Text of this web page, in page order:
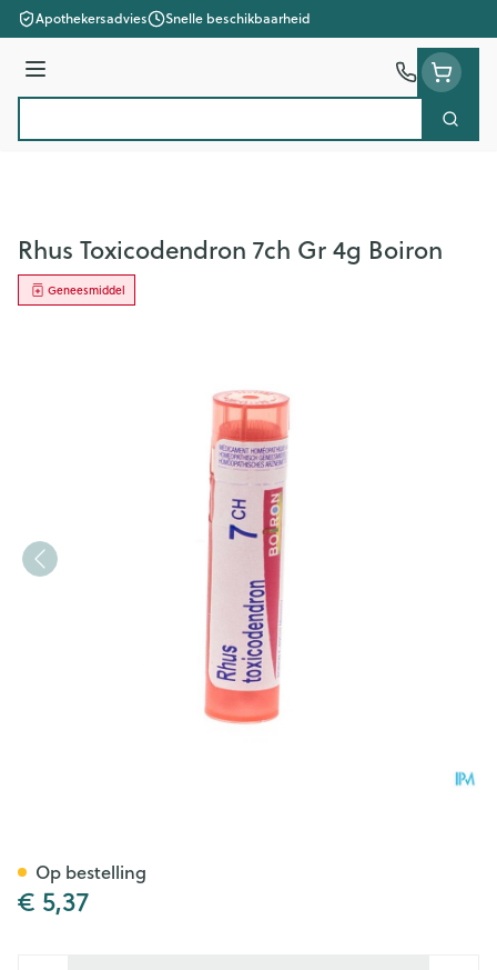
Ga naar de inhoud
Apothekersadvies Snelle beschikbaarheid
Menu
Zoek
Rhus Toxicodendron 7ch Gr 4g Boiron
Geneesmiddel
€ 5,37
Op bestelling